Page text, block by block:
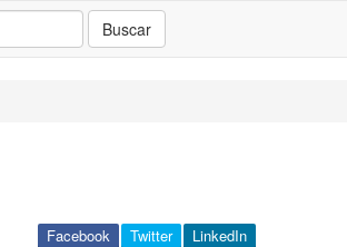
Buscar
LinkedIn
Twitter
Facebook